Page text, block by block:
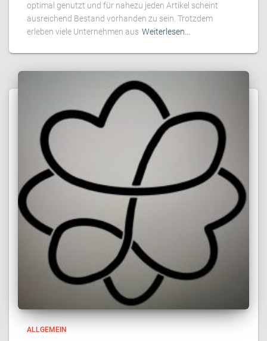
optimal genutzt und für nahezu jeden Artikel scheint
ausreichend Bestand vorhanden zu sein. Trotzdem
erleben viele Unternehmen aus Weiterlesen…
ALLGEMEIN